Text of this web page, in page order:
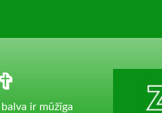
ir mūžīga